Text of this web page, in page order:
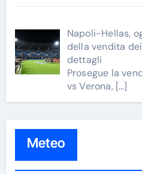
Napoli-Hellas,
della vendita
dettagli
Prosegue la
vs Verona, […]
Meteo